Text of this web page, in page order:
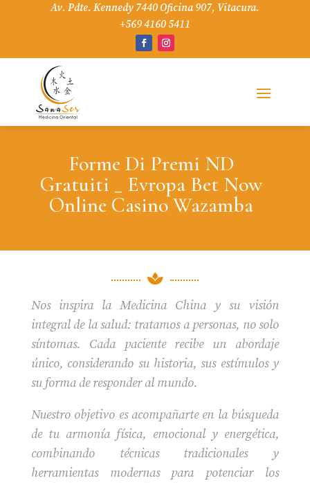
Av. Pdte. Kennedy 7440 Oficina 907, Vitacura.
+569 4160 5411
Forme Di Premi ND
Gratuiti _ Evropa Bet Now
Online Casino Wazamba

Nos inspira la Medicina China y su visión
integral de la salud: tratamos a personas, no solo
síntomas. Cada paciente recibe un abordaje
único, considerando su historia, sus estímulos y
su forma de responder al mundo.
Nuestro objetivo es acompañarte en la búsqueda
de tu armonía física, emocional y energética,
combinando técnicas tradicionales y
herramientas modernas para potenciar los